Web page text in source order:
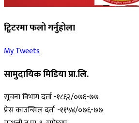
ट्विटरमा फलो गर्नुहोला
My Tweets
सामुदायिक मिडिया प्रा.लि.
सूचना विभाग दर्ता -१८६२/०७६-७७
प्रेस काउन्सिल दर्ता -११५४/०७६-७७